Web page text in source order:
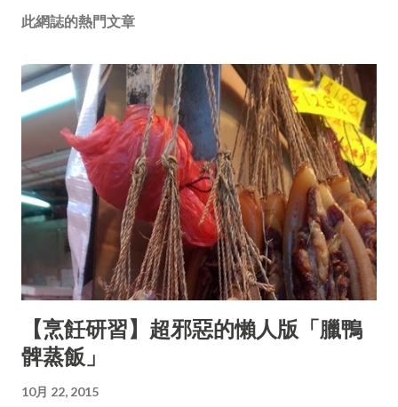
此網誌的熱門文章
【烹飪研習】超邪惡的懶人版「臘鴨
髀蒸飯」
10月 22, 2015